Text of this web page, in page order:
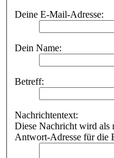
Deine E-Mail-Adresse:
Dein Name:
Betreff:
Nachrichtentext:
Diese Nachricht wird
Antwort-Adresse für die